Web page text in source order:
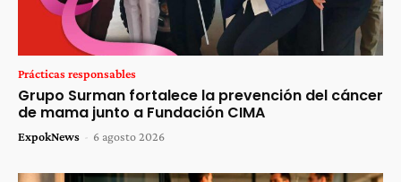
Prácticas responsables
Grupo Surman fortalece la prevención del cáncer
de mama junto a Fundación CIMA
ExpokNews - 6 agosto 2026